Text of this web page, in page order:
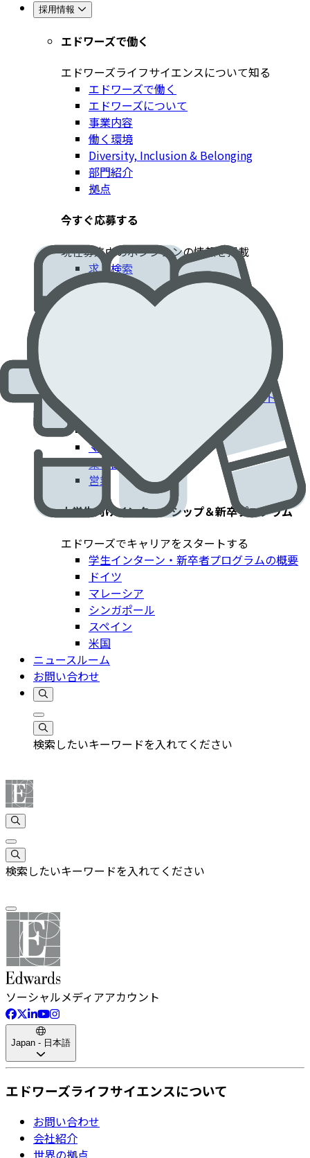
採用情報
エドワーズで働く
エドワーズライフサイエンスについて知る
エドワーズで働く
エドワーズについて
事業内容
働く環境
Diversity, Inclusion & Belonging
部門紹介
拠点
今すぐ応募する​
現在募集中のポジションの情報を掲載​
求人検索
採用情報
患者さんに貢献するエドワーズでのキャリア​
フィールドクリニカルスペシャリスト
製造工場
マーケティング
薬事部門
営業
大学生向けインターンシップ＆新卒プログラム
エドワーズでキャリアをスタートする
学生インターン・新卒者プログラムの概要
ドイツ
マレーシア
シンガポール
スペイン
米国
ニュースルーム
お問い合わせ
検索したいキーワードを入れてください
検索したいキーワードを入れてください
ソーシャルメディアアカウント
Japan - 日本語
エドワーズライフサイエンスについて
お問い合わせ
会社紹介
世界の拠点